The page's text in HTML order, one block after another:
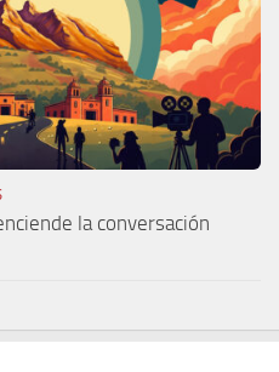
la conversación